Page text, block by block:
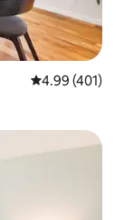
औसत रेटिंग 5 में से
4.99 (401)